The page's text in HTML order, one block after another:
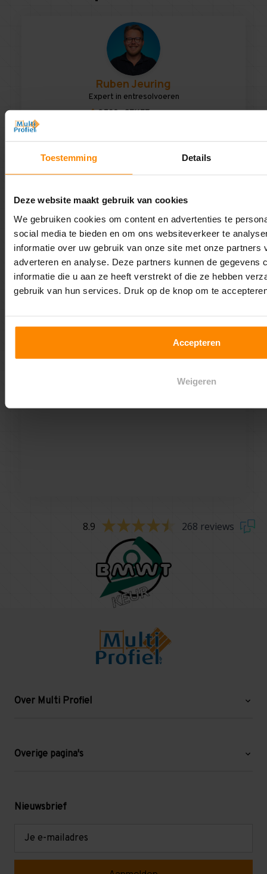
Toestemming Details
Deze website maakt gebruik van cookies
We gebruiken cookies om content en advertenties te
social media te bieden en om ons websiteverkeer te
informatie over uw gebruik van onze site met onze partners
adverteren en analyse. Deze partners kunnen de gegevens
informatie die u aan ze heeft verstrekt of die ze hebben
gebruik van hun services. Druk op de knop om te
Accepteren
Weigeren
Ruben Jeuring
Expert in entresolvoeren
0592 - 371177
Martin Piebes
Expert in magazijnstellingen
0592 - 371177
martin@multiprofiel.nl
8.9 268 reviews
Over Multi Profiel
Blog
Levering en afhalen
Overige pagina's
Mezzanine
Verdiepingsvloeren
Nieuwsbrief